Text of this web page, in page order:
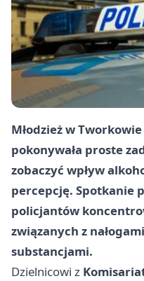
Młodzież w
pokonywała proste
zobaczyć wpływ
percepcję. Spotkanie
policjantów
związanych z
substancjami.
Dzielnicowi z